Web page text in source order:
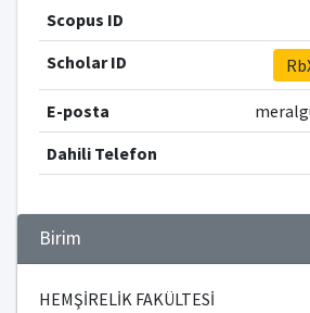
Scopus ID
Scholar ID
E-posta
Dahili Telefon
Birim
HEMŞİRELİK FAKÜLTESİ